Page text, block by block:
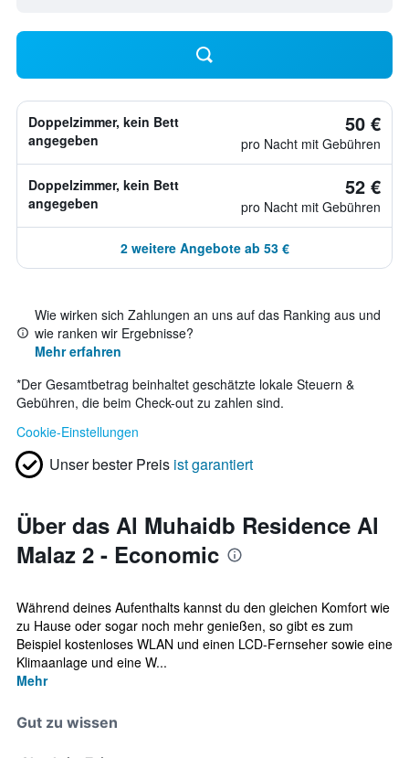
Doppelzimmer, kein Bett
angegeben
50 €
pro Nacht mit Gebühren
Doppelzimmer, kein Bett
angegeben
52 €
pro Nacht mit Gebühren
2 weitere Angebote ab 53 €
Wie wirken sich Zahlungen an uns auf das Ranking aus und
wie ranken wir Ergebnisse?
Mehr erfahren
*Der Gesamtbetrag beinhaltet geschätzte lokale Steuern &
Gebühren, die beim Check-out zu zahlen sind.
Cookie-Einstellungen
Unser bester Preis ist garantiert
Über das Al Muhaidb Residence Al
Malaz 2 - Economic
Während deines Aufenthalts kannst du den gleichen Komfort wie
zu Hause oder sogar noch mehr genießen, so gibt es zum
Beispiel kostenloses WLAN und einen LCD-Fernseher sowie eine
Klimaanlage und eine W...
Mehr
Gut zu wissen